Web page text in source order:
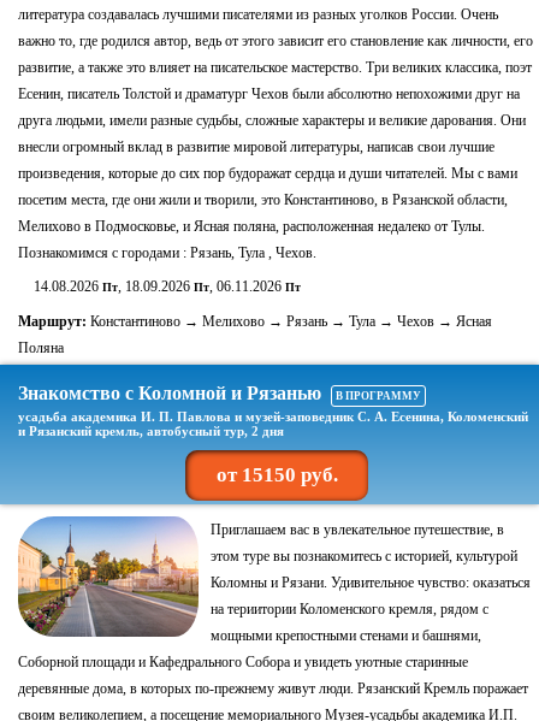
литература создавалась лучшими писателями из разных уголков России. Очень
важно то, где родился автор, ведь от этого зависит его становление как личности, его
развитие, а также это влияет на писательское мастерство. Три великих классика, поэт
Есенин, писатель Толстой и драматург Чехов были абсолютно непохожими друг на
друга людьми, имели разные судьбы, сложные характеры и великие дарования. Они
внесли огромный вклад в развитие мировой литературы, написав свои лучшие
произведения, которые до сих пор будоражат сердца и души читателей. Мы с вами
посетим места, где они жили и творили, это Константиново, в Рязанской области,
Мелихово в Подмосковье, и Ясная поляна, расположенная недалеко от Тулы.
Познакомимся с городами : Рязань, Тула , Чехов.
14.08.2026 Пт, 18.09.2026 Пт, 06.11.2026 Пт
Маршрут: Константиново → Мелихово → Рязань → Тула → Чехов → Ясная
Поляна
Знакомство с Коломной и Рязанью В ПРОГРАММУ
усадьба академика И. П. Павлова и музей-заповедник С. А. Есенина, Коломенский
и Рязанский кремль, автобусный тур, 2 дня
от 15150 руб.
Приглашаем вас в увлекательное путешествие, в
этом туре вы познакомитесь с историей, культурой
Коломны и Рязани. Удивительное чувство: оказаться
на териитории Коломенского кремля, рядом с
мощными крепостными стенами и башнями,
Соборной площади и Кафедрального Собора и увидеть уютные старинные
деревянные дома, в которых по-прежнему живут люди. Рязанский Кремль поражает
своим великолепием, а посещение мемориального Музея-усадьбы академика И.П.